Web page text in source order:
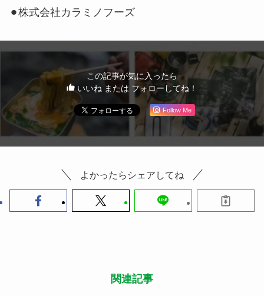
⚫︎株式会社カラミノフーズ
この記事が気に入ったら
いいね または フォローしてね！
Follow Me
よかったらシェアしてね
関連記事